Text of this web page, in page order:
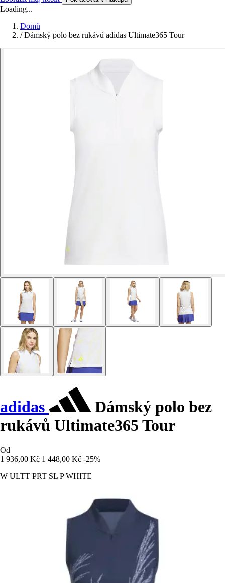
Loading...
Domů
/ Dámský polo bez rukávů adidas Ultimate365 Tour
adidas
Dámský polo bez
rukávů Ultimate365 Tour
Od
1 936,00 Kč 1 448,00 Kč -25%
W ULTT PRT SL P WHITE